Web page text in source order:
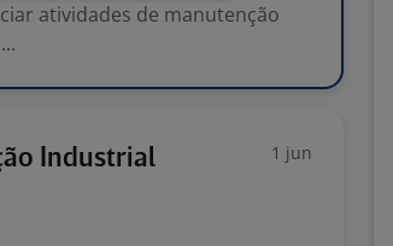
atividades de manutenção
Industrial 1 jun